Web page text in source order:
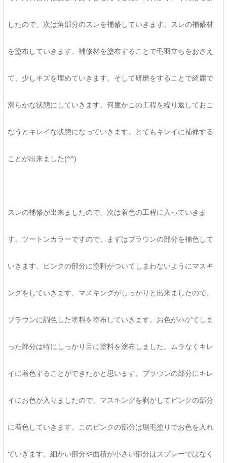
したので、次は角部分のスレを補修していきます。スレの補修材
を塗布していきます。補修材を塗布することで毛羽立ちをおさえ
て、少しキズを埋めていきます。そして研磨をすることで綺麗で
滑らかな状態にしていきます。何度かこの工程を繰り返しておこ
なうとキレイな状態になっていきます。とてもキレイに補修する
ことが出来ました(^^)
スレの補修が出来ましたので、次は着色の工程に入っていきま
す。ツートンカラーですので、まずはブラウンの部分を補色して
いきます。ピンクの部分に塗料がついてしまわないようにマスキ
ングをしていきます。マスキングがしっかりと出来ましたので、
ブラウンに調色した塗料を塗布していきます。お色がハゲてしま
った部分は特にしっかり目に塗料を塗布しました。ムラなくキレ
イに着色することができたかと思います。ブラウンの部分にキレ
イにお色が入りましたので、マスキングを剥がしてピンクの部分
に着色していきます。このピンクの部分は刷毛塗りでお色を入れ
ていきます。細かい部分や面積が小さい部分はスプレーではなく